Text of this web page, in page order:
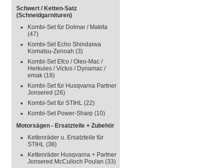
Schwert / Ketten-Satz
(Schneidgarnituren)
Kombi-Set für Dolmar / Makita
(47)
Kombi-Set Echo Shindaiwa
Komatsu-Zenoah (3)
Kombi-Set Efco / Oleo-Mac /
Herkules / Victus / Dynamac /
emak (18)
Kombi-Set für Husqvarna Partner
Jonsered (26)
Kombi-Set für STIHL (22)
Kombi-Set Power-Sharp (10)
Motorsägen - Ersatzteile + Zubehör
Kettenräder u. Ersatzteile für
STIHL (38)
Kettenräder Husqvarna + Partner
Jonsered McCulloch Poulan (33)